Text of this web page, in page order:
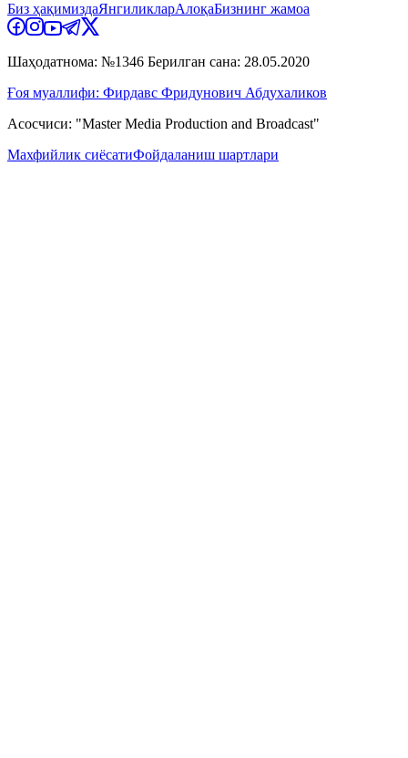
Биз ҳақимиздаЯнгиликларАлоқаБизнинг жамоа
Шаҳодатнома: №1346 Берилган сана: 28.05.2020
Ғоя муаллифи: Фирдавс Фридунович Абдухаликов
Асосчиси: "Master Media Production and Broadcast"
Махфийлик сиёсатиФойдаланиш шартлари